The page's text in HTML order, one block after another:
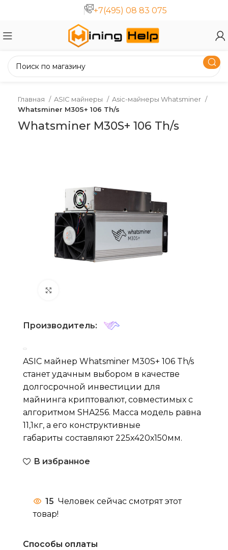
+7(495) 08 83 075
Главная ASIC майнеры
Asic-майнеры Whatsminer
Whatsminer M30S+ 106 Th/s
Whatsminer M30S+ 106 Th/s
Производитель:
ASIC майнер Whatsminer M30S+ 106 Th/s
станет удачным выбором в качестве
долгосрочной инвестиции для
майнинга криптовалют, совместимых с
алгоритмом SHA256. Масса модель равна
11,1кг, а его конструктивные
габариты составляют 225х420х150мм.
В избранное
15 Человек сейчас смотрят этот
товар!
Способы оплаты